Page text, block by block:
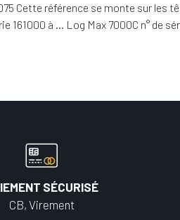
Cette référence se monte sur les
161000 à … Log Max 7000C n° de
SÉCURISÉ
CB, Virement